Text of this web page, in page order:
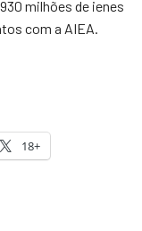
milhões de ienes
com a AIEA.
18+